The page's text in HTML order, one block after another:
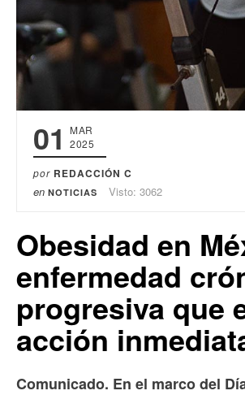
01
MAR
2025
por REDACCIÓN C
en NOTICIAS Visto: 3062
Obesidad en
enfermedad
progresiva que
acción
Comunicado. En el marco del